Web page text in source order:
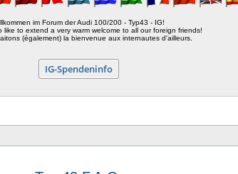
im Forum der Audi 100/200 - Typ43 - IG!
like to extend a very warm welcome to all our foreign friends!
(également) la bienvenue aux internautes d'ailleurs.
IG-Spendeninfo